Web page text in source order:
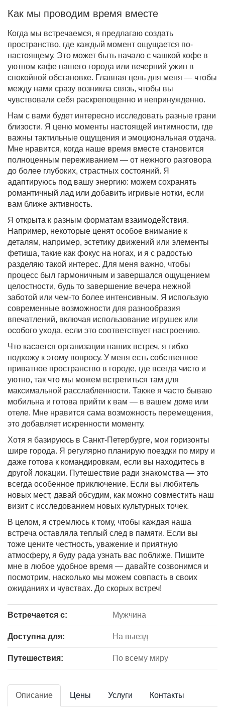
Как мы проводим время вместе
Когда мы встречаемся, я предлагаю создать
пространство, где каждый момент ощущается по-
настоящему. Это может быть начало с чашкой кофе в
уютном кафе нашего города или вечерний ужин в
спокойной обстановке. Главная цель для меня — чтобы
между нами сразу возникла связь, чтобы вы
чувствовали себя раскрепощенно и непринужденно.
Нам с вами будет интересно исследовать разные грани
близости. Я ценю моменты настоящей интимности, где
важны тактильные ощущения и эмоциональная отдача.
Мне нравится, когда наше время вместе становится
полноценным переживанием — от нежного разговора
до более глубоких, страстных состояний. Я
адаптируюсь под вашу энергию: можем сохранять
романтичный лад или добавить игривые нотки, если
вам ближе активность.
Я открыта к разным форматам взаимодействия.
Например, некоторые ценят особое внимание к
деталям, например, эстетику движений или элементы
фетиша, такие как фокус на ногах, и я с радостью
разделяю такой интерес. Для меня важно, чтобы
процесс был гармоничным и завершался ощущением
целостности, будь то завершение вечера нежной
заботой или чем-то более интенсивным. Я использую
современные возможности для разнообразия
впечатлений, включая использование игрушек или
особого ухода, если это соответствует настроению.
Что касается организации наших встреч, я гибко
подхожу к этому вопросу. У меня есть собственное
приватное пространство в городе, где всегда чисто и
уютно, так что мы можем встретиться там для
максимальной расслабленности. Также я часто бываю
мобильна и готова прийти к вам — в вашем доме или
отеле. Мне нравится сама возможность перемещения,
это добавляет искренности моменту.
Хотя я базируюсь в Санкт-Петербурге, мои горизонты
шире города. Я регулярно планирую поездки по миру и
даже готова к командировкам, если вы находитесь в
другой локации. Путешествие ради знакомства — это
всегда особенное приключение. Если вы любитель
новых мест, давай обсудим, как можно совместить наш
визит с исследованием новых культурных точек.
В целом, я стремлюсь к тому, чтобы каждая наша
встреча оставляла теплый след в памяти. Если вы
тоже цените честность, уважение и приятную
атмосферу, я буду рада узнать вас поближе. Пишите
мне в любое удобное время — давайте созвонимся и
посмотрим, насколько мы можем совпасть в своих
ожиданиях и чувствах. До скорых встреч!
Встречается с: Мужчина
Доступна для: На выезд
Путешествия: По всему миру
Описание Цены Услуги Контакты